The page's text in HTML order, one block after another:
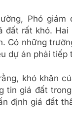
Phó
rất khó.
Có những
dự án phải tiếp
khó khăn
tin giá đất
định giá đất